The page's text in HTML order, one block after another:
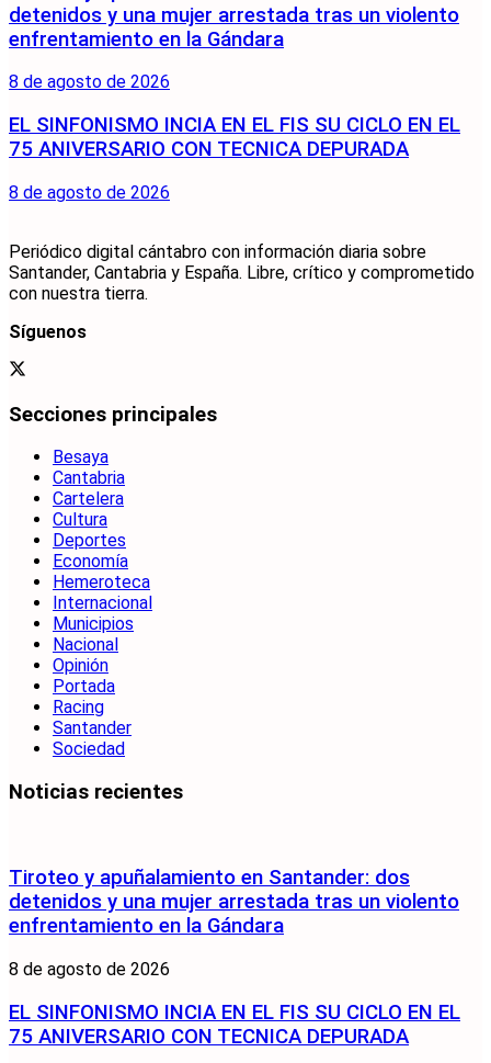
detenidos y una mujer arrestada tras un violento
enfrentamiento en la Gándara
8 de agosto de 2026
EL SINFONISMO INCIA EN EL FIS SU CICLO EN EL
75 ANIVERSARIO CON TECNICA DEPURADA
8 de agosto de 2026
Periódico digital cántabro con información diaria sobre
Santander, Cantabria y España. Libre, crítico y comprometido
con nuestra tierra.
Síguenos
Secciones principales
Besaya
Cantabria
Cartelera
Cultura
Deportes
Economía
Hemeroteca
Internacional
Municipios
Nacional
Opinión
Portada
Racing
Santander
Sociedad
Noticias recientes
Tiroteo y apuñalamiento en Santander: dos
detenidos y una mujer arrestada tras un violento
enfrentamiento en la Gándara
8 de agosto de 2026
EL SINFONISMO INCIA EN EL FIS SU CICLO EN EL
75 ANIVERSARIO CON TECNICA DEPURADA